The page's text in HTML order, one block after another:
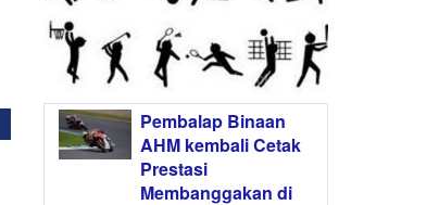
Pembalap Binaan
AHM kembali Cetak
Prestasi
Membanggakan di